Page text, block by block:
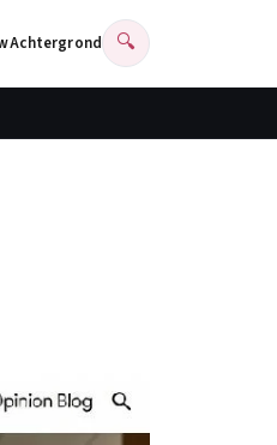
Achtergrond 🔍